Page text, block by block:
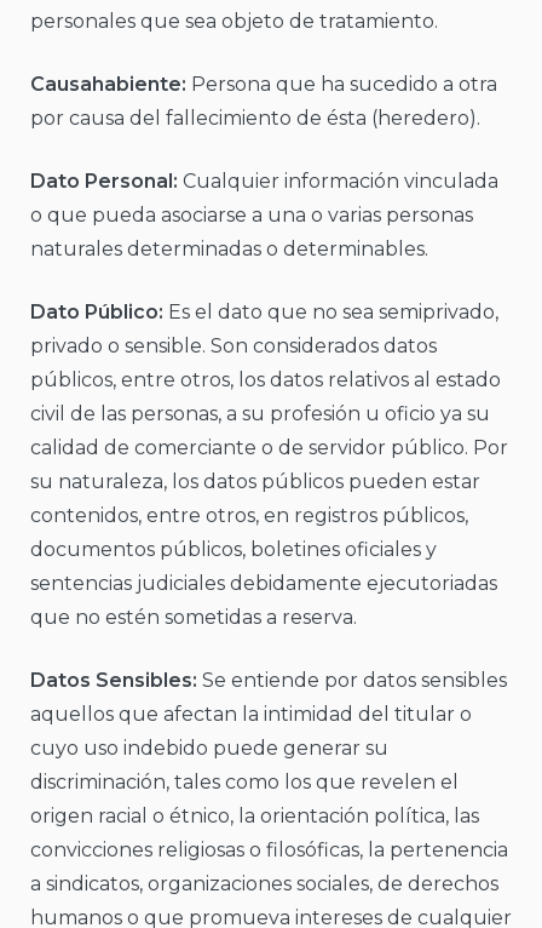
personales que sea objeto de tratamiento.
Causahabiente: Persona que ha sucedido a otra
por causa del fallecimiento de ésta (heredero).
Dato Personal: Cualquier información vinculada
o que pueda asociarse a una o varias personas
naturales determinadas o determinables.
Dato Público: Es el dato que no sea semiprivado,
privado o sensible. Son considerados datos
públicos, entre otros, los datos relativos al estado
civil de las personas, a su profesión u oficio ya su
calidad de comerciante o de servidor público. Por
su naturaleza, los datos públicos pueden estar
contenidos, entre otros, en registros públicos,
documentos públicos, boletines oficiales y
sentencias judiciales debidamente ejecutoriadas
que no estén sometidas a reserva.
Datos Sensibles: Se entiende por datos sensibles
aquellos que afectan la intimidad del titular o
cuyo uso indebido puede generar su
discriminación, tales como los que revelen el
origen racial o étnico, la orientación política, las
convicciones religiosas o filosóficas, la pertenencia
a sindicatos, organizaciones sociales, de derechos
humanos o que promueva intereses de cualquier